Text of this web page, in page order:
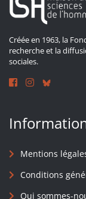
Créée en 1963, la
recherche et la
sociales.
Mentions
Conditions
Qui sommes-